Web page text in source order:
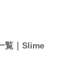
覧｜Slime